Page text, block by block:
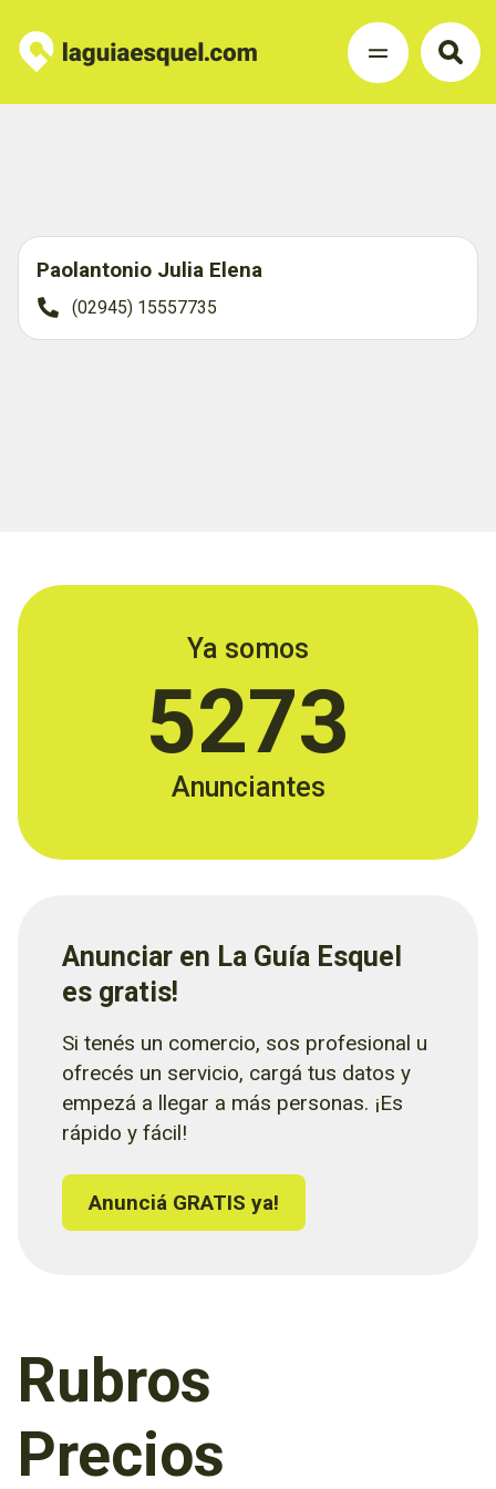
Paolantonio Julia Elena
(02945) 15557735
Ya somos
5273
Anunciantes
Anunciar en La Guía Esquel
es gratis!
Si tenés un comercio, sos profesional u
ofrecés un servicio, cargá tus datos y
empezá a llegar a más personas. ¡Es
rápido y fácil!
Anunciá GRATIS ya!
Rubros
Precios